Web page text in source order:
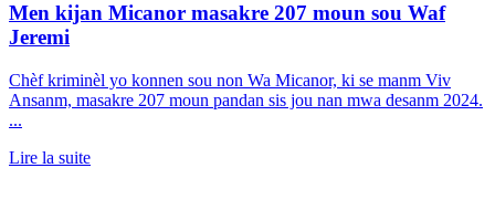
Men kijan Micanor masakre 207 moun sou Waf
Jeremi
Chèf kriminèl yo konnen sou non Wa Micanor, ki se manm Viv
Ansanm, masakre 207 moun pandan sis jou nan mwa desanm 2024.
...
Lire la suite